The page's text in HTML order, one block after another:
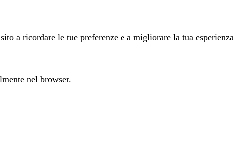
a ricordare le tue preferenze e a migliorare la tua esperienza
nel browser.